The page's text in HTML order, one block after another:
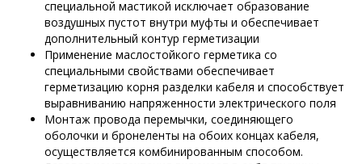
специальной мастикой исключает образование
воздушных пустот внутри муфты и обеспечивает
дополнительный контур герметизации
Применение маслостойкого герметика со
специальными свойствами обеспечивает
герметизацию корня разделки кабеля и способствует
выравниванию напряженности электрического поля
Монтаж провода перемычки, соединяющего
оболочки и бронеленты на обоих концах кабеля,
осуществляется комбинированным способом.